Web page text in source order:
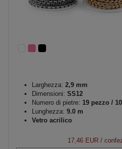
Larghezza: 2,9 mm
Dimensioni: SS12
Numero di pietre: 19 pezzo /
Lunghezza: 9.0 m
Vetro acrilico
17,46 EUR /